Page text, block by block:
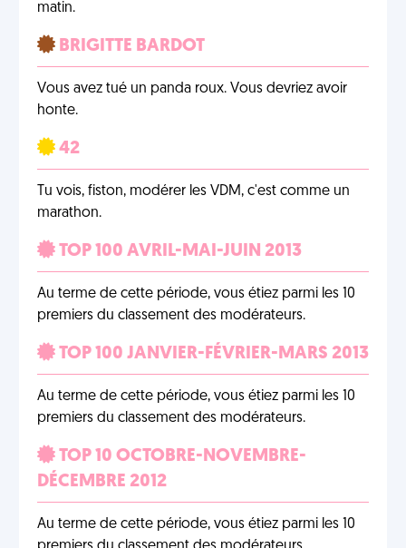
matin.
BRIGITTE BARDOT
Vous avez tué un panda roux. Vous devriez avoir
honte.
42
Tu vois, fiston, modérer les VDM, c'est comme un
marathon.
TOP 100 AVRIL-MAI-JUIN 2013
Au terme de cette période, vous étiez parmi les 10
premiers du classement des modérateurs.
TOP 100 JANVIER-FÉVRIER-MARS 2013
Au terme de cette période, vous étiez parmi les 10
premiers du classement des modérateurs.
TOP 10 OCTOBRE-NOVEMBRE-
DÉCEMBRE 2012
Au terme de cette période, vous étiez parmi les 10